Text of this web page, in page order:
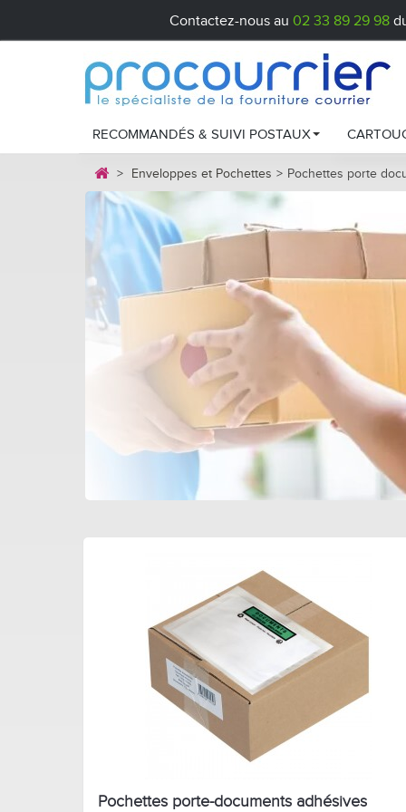
Contactez-nous au 02 33 89 29 98
RECOMMANDÉS & SUIVI POSTAUX
Recommandés postaux
Liasses Colissimo
Chronopost
Comment
> Enveloppes et Pochettes > Pochettes porte
Pochettes porte-documents adhésives